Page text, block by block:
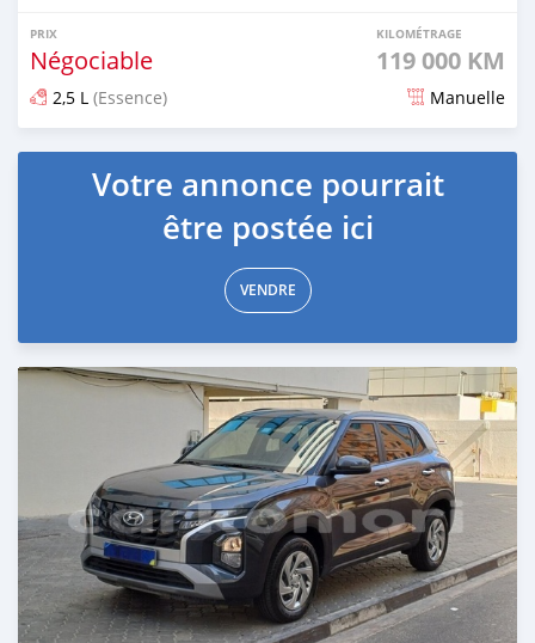
PRIX
Négociable
KILOMÉTRAGE
119 000 KM
2,5 L (Essence) Manuelle
Publié il y a plus d'un an
Votre annonce pourrait
être postée ici
VENDRE